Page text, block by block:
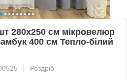
280х250 см мікровелюр
400 см Тепло-білий
Роздріб